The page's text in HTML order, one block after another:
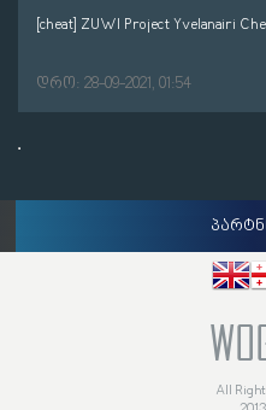
[cheat] ZUWI Project Yvelanairi
დრო: 28-09-2021, 01:54
All